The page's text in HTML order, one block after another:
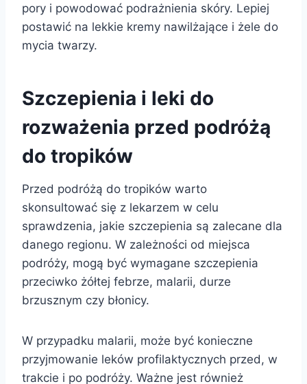
pory i powodować podrażnienia skóry. Lepiej
postawić na lekkie kremy nawilżające i żele do
mycia twarzy.
Szczepienia i leki do
rozważenia przed podróżą
do tropików
Przed podróżą do tropików warto
skonsultować się z lekarzem w celu
sprawdzenia, jakie szczepienia są zalecane dla
danego regionu. W zależności od miejsca
podróży, mogą być wymagane szczepienia
przeciwko żółtej febrze, malarii, durze
brzusznym czy błonicy.
W przypadku malarii, może być konieczne
przyjmowanie leków profilaktycznych przed, w
trakcie i po podróży. Ważne jest również